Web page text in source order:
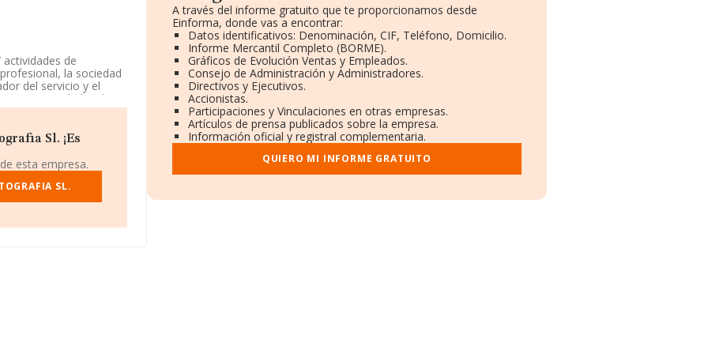
de
la sociedad
del servicio y el
- 'Actividades de
de INFORMA, ha
ha caído 132
la 190 del año
Camera S.LyFoto
en el ranking
Sl. ¡Es
esta empresa.
SL.
A través del informe gratuito que te proporcionamos desde
Einforma, donde vas a encontrar:
Datos identificativos: Denominación, CIF, Teléfono, Domicilio.
Informe Mercantil Completo (BORME).
Gráficos de Evolución Ventas y Empleados.
Consejo de Administración y Administradores.
Directivos y Ejecutivos.
Accionistas.
Participaciones y Vinculaciones en otras empresas.
Artículos de prensa publicados sobre la empresa.
Información oficial y registral complementaria.
QUIERO MI INFORME GRATUITO